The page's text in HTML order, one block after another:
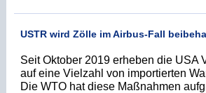
USTR wird Zölle im Airbus-Fall
Seit Oktober 2019 erheben die USA
auf eine Vielzahl von importierten
Die WTO hat diese Maßnahmen